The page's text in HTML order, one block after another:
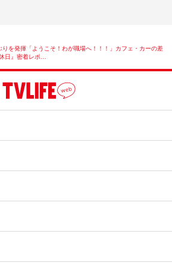
）放送）あらすじ
ために、寿（前川泰之）の本心を解
りを発揮「ようこそ！わが職場へ！！！」カフェ・カーの差
日』密着レポ…